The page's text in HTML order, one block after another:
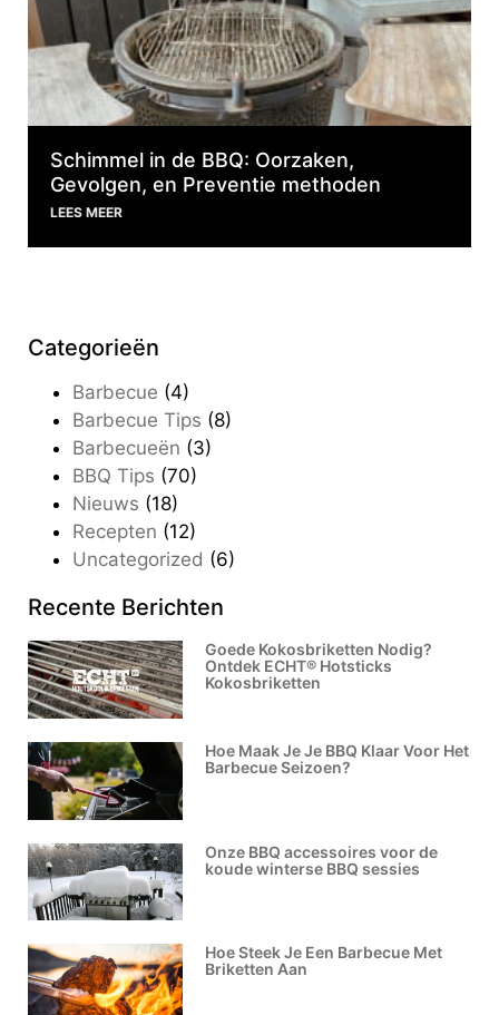
Schimmel in de BBQ: Oorzaken,
Gevolgen, en Preventie methoden
LEES MEER
Categorieën
Barbecue (4)
Barbecue Tips (8)
Barbecueën (3)
BBQ Tips (70)
Nieuws (18)
Recepten (12)
Uncategorized (6)
Recente Berichten
Goede Kokosbriketten Nodig?
Ontdek ECHT®️ Hotsticks
Kokosbriketten
Hoe Maak Je Je BBQ Klaar Voor Het
Barbecue Seizoen?
Onze BBQ accessoires voor de
koude winterse BBQ sessies
Hoe Steek Je Een Barbecue Met
Briketten Aan